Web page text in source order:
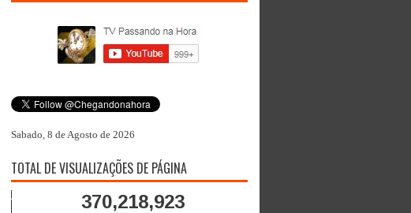
Sabado, 8 de Agosto de 2026
TOTAL DE VISUALIZAÇÕES DE PÁGINA
370,218,923